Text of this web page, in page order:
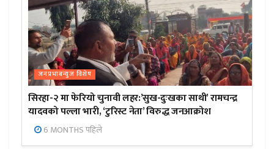
जनप्रभाबन्युज विशेष
सिरहा-२ मा फेरियो चुनावी लहर:’सुख-दुःखका साथी’ रामचन्द्र
यादवको पल्ला भारी, ‘टुरिस्ट नेता’ विरुद्ध जनआक्रोश
6 MONTHS पहिले